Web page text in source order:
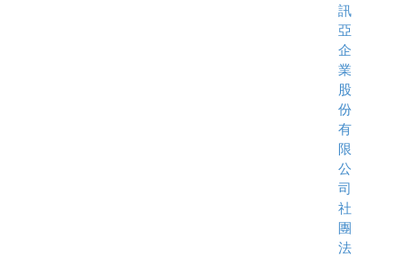
訊
亞
企
業
股
份
有
限
公
司
社
團
法